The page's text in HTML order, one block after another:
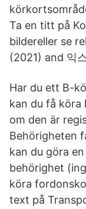
Ta en titt på
bildereller se
(2021) and 익
Har du ett B-
kan du få köra
om den är
Behörigheten
kan du göra
behörighet
köra
text på